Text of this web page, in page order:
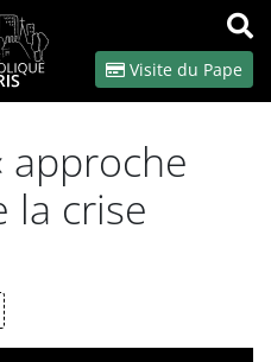
OK
Visite du Pape
approche
la crise